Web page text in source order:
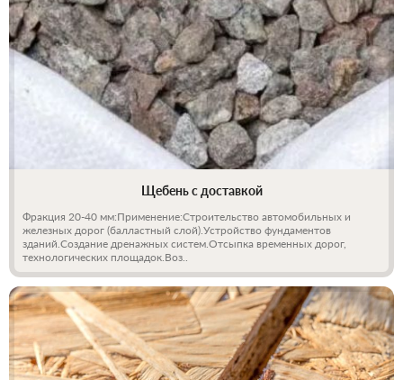
Щебень с доставкой
Фракция 20-40 мм:Применение:Строительство автомобильных и
железных дорог (балластный слой).Устройство фундаментов
зданий.Создание дренажных систем.Отсыпка временных дорог,
технологических площадок.Воз..